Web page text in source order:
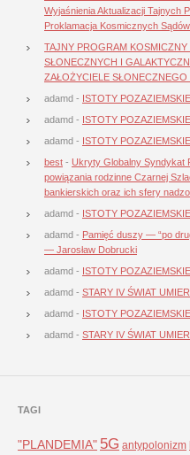
Wyjaśnienia Aktualizacji Tajnych
Proklamacja Kosmicznych
TAJNY PROGRAM
SŁONECZNYCH I
ZAŁOŻYCIELE
adamd - ISTOTY
adamd - ISTOTY
adamd - ISTOTY
best - Ukryty Globalny Syndykat
powiązania rodzinne Czarnej
bankierskich oraz ich sfery
adamd - ISTOTY
adamd - Pamięć duszy — “po
— Jarosław Dobrucki
adamd - ISTOTY
adamd - STARY IV ŚWIAT
adamd - ISTOTY
adamd - STARY IV ŚWIAT
TAGI
"PLANDEMIA" 5G antypolonizm